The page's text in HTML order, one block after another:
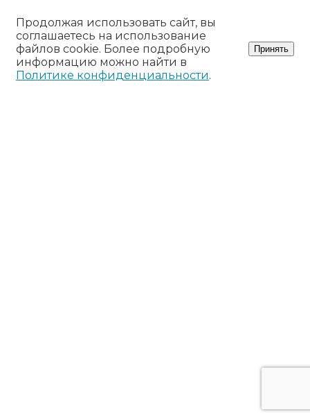
Продолжая использовать сайт, вы
соглашаетесь на использование
файлов cookie. Более подробную
информацию можно найти в
Политике конфиденциальности.
Принять